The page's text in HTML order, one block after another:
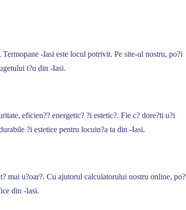
-Iasi este locul potrivit. Pe site-ul nostru, po?i
t?u din -Iasi.
eficien?? energetic? ?i estetic?. Fie c? dore?ti u?i
?i estetice pentru locuin?a ta din -Iasi.
mai u?oar?. Cu ajutorul calculatorului nostru online, po?
din -Iasi.